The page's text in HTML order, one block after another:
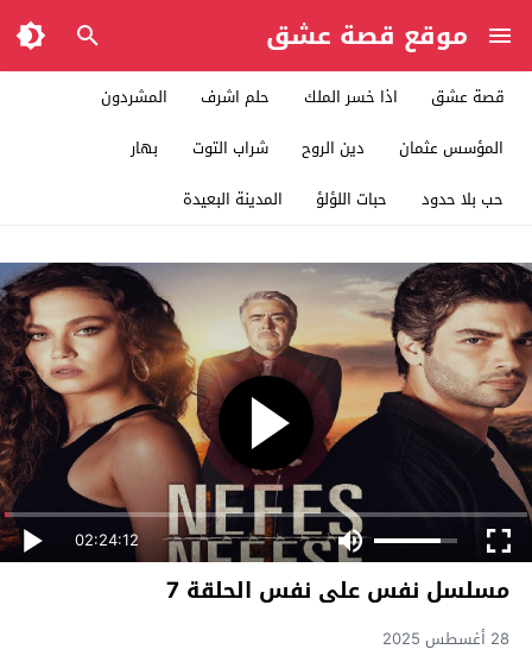
موقع قصة عشق
قصة عشق اذا خسر الملك حلم اشرف
المشردون
المؤسس عثمان
دين الروح شراب التوت
بهار
حب بلا حدود
حبات اللؤلؤ المدينة البعيدة
02:24:12
مسلسل نفس على نفس الحلقة 7
28 أغسطس 2025